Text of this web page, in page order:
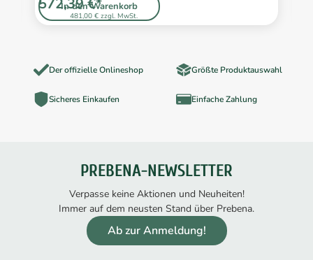
In den Warenkorb
481,00 € zzgl. MwSt.
Der offizielle Onlineshop Größte Produktauswahl
Sicheres Einkaufen Einfache Zahlung
PREBENA-NEWSLETTER
Verpasse keine Aktionen und Neuheiten!
Immer auf dem neusten Stand über Prebena.
Ab zur Anmeldung!